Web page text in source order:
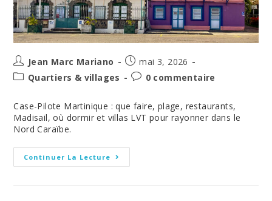
Auteur/autrice
de
Jean Marc Mariano
Post
published:
mai 3, 2026
PostQuartiers & villages
Post0 commentaire
Case-Pilote Martinique : que faire, plage, restaurants,
Madisail, où dormir et villas LVT pour rayonner dans le
Nord Caraïbe.
Continuer La Lecture Case-
Pilote